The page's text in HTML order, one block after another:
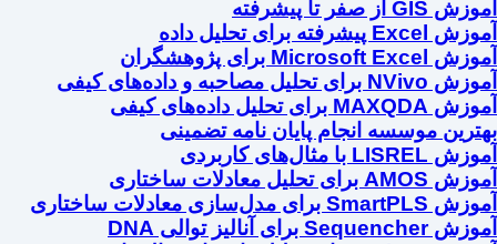
آموزش GIS از صفر تا پیشرفته
آموزش Excel پیشرفته برای تحلیل داده
آموزش Microsoft Excel برای پژوهشگران
آموزش NVivo برای تحلیل مصاحبه و داده‌های کیفی
آموزش MAXQDA برای تحلیل داده‌های کیفی
بهترین موسسه انجام پایان نامه تضمینی
آموزش LISREL با مثال‌های کاربردی
آموزش AMOS برای تحلیل معادلات ساختاری
آموزش SmartPLS برای مدل‌سازی معادلات ساختاری
آموزش Sequencher برای آنالیز توالی DNA